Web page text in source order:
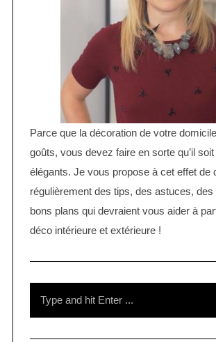
Parce que la décoration de votre
goûts, vous devez faire en sorte qu’il
élégants. Je vous propose à cet effet de
régulièrement des tips, des astuces,
bons plans qui devraient vous aider à
déco intérieure et extérieure !